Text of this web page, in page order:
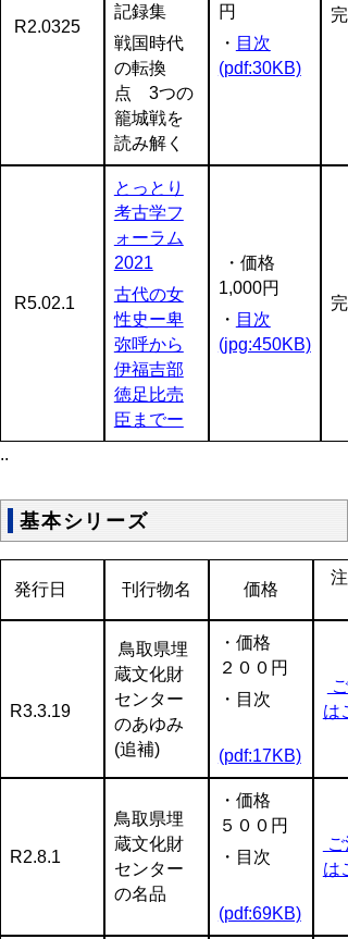
R2.0325
記録集
戦国時代
の転換
点 3つの
籠城戦を
読み解く
円
・ 目次
(pdf:30KB)
R5.02.1
とっとり
考古学フ
ォーラム
2021
古代の女
性史ー卑
弥呼から
伊福吉部
徳足比売
臣までー
・価格
1,000円
・ 目次
(jpg:450KB)
完
..
基本シリーズ
発行日 刊行物名 価格
R3.3.19
鳥取県埋
蔵文化財
センター
のあゆみ
(追補)
・価格
２００円
・目次
(pdf:17KB)
は
R2.8.1
鳥取県埋
蔵文化財
センター
の名品
・価格
５００円
・目次
(pdf:69KB)
ご
は